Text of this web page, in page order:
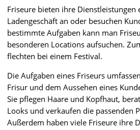
Friseure bieten ihre Dienstleistungen
Ladengeschäft an oder besuchen
bestimmte Aufgaben kann man
besonderen Locations aufsuchen.
flechten bei einem Festival.
Die Aufgaben eines Friseurs
Frisur und dem Aussehen eines
Sie pflegen Haare und Kopfhaut,
Looks und verkaufen die passenden
Außerdem haben viele Friseure ihre